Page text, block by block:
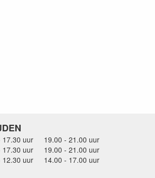
17.30 uur
19.00 - 21.00 uur
17.30 uur
19.00 - 21.00 uur
12.30 uur 14.00 - 17.00 uur